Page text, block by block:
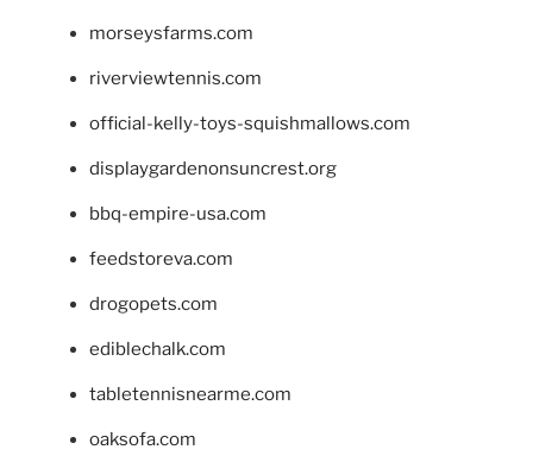
morseysfarms.com
riverviewtennis.com
official-kelly-toys-squishmallows.com
displaygardenonsuncrest.org
bbq-empire-usa.com
feedstoreva.com
drogopets.com
ediblechalk.com
tabletennisnearme.com
oaksofa.com